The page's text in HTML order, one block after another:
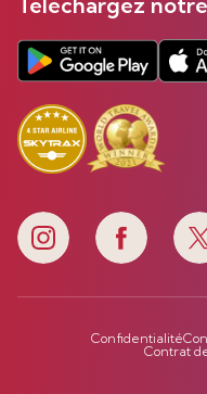
Confidentialité
Contrat